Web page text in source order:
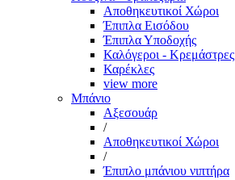
Αποθηκευτικοί Χώροι
Έπιπλα Εισόδου
Έπιπλα Υποδοχής
Καλόγεροι - Κρεμάστρες
Καρέκλες
view more
Μπάνιο
Αξεσουάρ
/
Αποθηκευτικοί Χώροι
/
Έπιπλο μπάνιου νιπτήρα